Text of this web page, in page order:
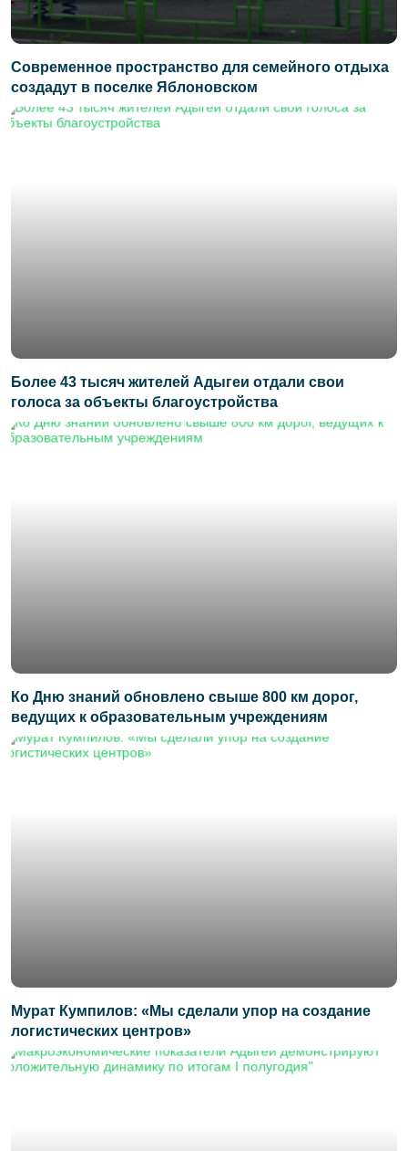
Современное пространство для семейного отдыха
создадут в поселке Яблоновском
Более 43 тысяч жителей Адыгеи отдали свои
голоса за объекты благоустройства
Ко Дню знаний обновлено свыше 800 км дорог,
ведущих к образовательным учреждениям
Мурат Кумпилов: «Мы сделали упор на создание
логистических центров»